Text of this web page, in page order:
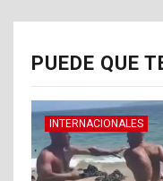
PUEDE QUE
INTERNACIONALES